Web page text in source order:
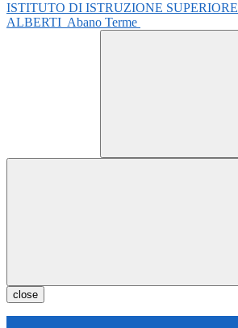
ISTITUTO DI ISTRUZIONE SUPERIORE
ALBERTI Abano Terme
close